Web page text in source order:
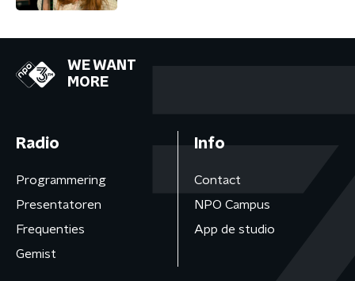
WE WANT
MORE
Radio
Programmering
Presentatoren
Frequenties
Gemist
Info
Contact
NPO Campus
App de studio